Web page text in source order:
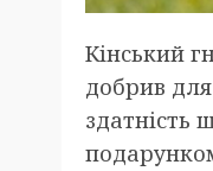
Кінський
добрив для
здатність